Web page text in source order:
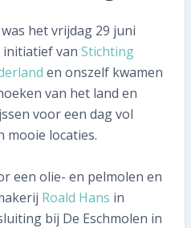
het vrijdag 29 juni
initiatief van Stichting
en onszelf kwamen
van het land en
voor een dag vol
mooie locaties.
een olie- en pelmolen en
Roald Hans in
bij De Eschmolen in